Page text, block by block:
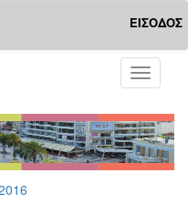
ΕΙΣΟΔΟΣ
Toggle